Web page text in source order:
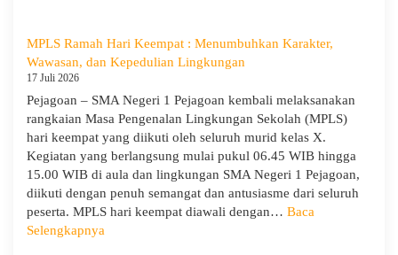
dan
Kepedulian
Apel
KORPRI
MPLS Ramah Hari Keempat : Menumbuhkan Karakter,
Wawasan, dan Kepedulian Lingkungan
17 Juli 2026
Pejagoan – SMA Negeri 1 Pejagoan kembali melaksanakan
rangkaian Masa Pengenalan Lingkungan Sekolah (MPLS)
hari keempat yang diikuti oleh seluruh murid kelas X.
Kegiatan yang berlangsung mulai pukul 06.45 WIB hingga
15.00 WIB di aula dan lingkungan SMA Negeri 1 Pejagoan,
diikuti dengan penuh semangat dan antusiasme dari seluruh
peserta. MPLS hari keempat diawali dengan… Baca
Selengkapnya